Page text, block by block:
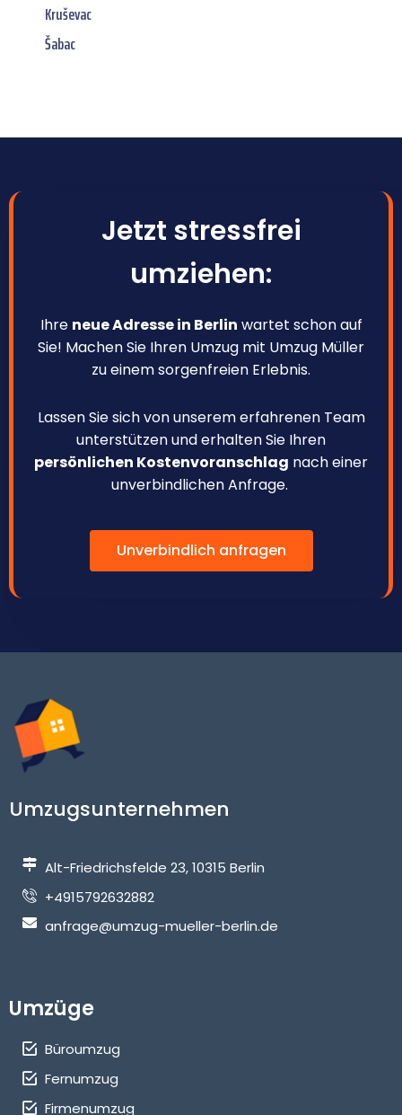
Kruševac
Šabac
Jetzt stressfrei
umziehen:
Ihre neue Adresse in Berlin wartet schon auf
Sie! Machen Sie Ihren Umzug mit Umzug Müller
zu einem sorgenfreien Erlebnis.
Lassen Sie sich von unserem erfahrenen Team
unterstützen und erhalten Sie Ihren
persönlichen Kostenvoranschlag nach einer
unverbindlichen Anfrage.
Unverbindlich anfragen
Umzugsunternehmen
Alt-Friedrichsfelde 23, 10315 Berlin
+4915792632882
anfrage@umzug-mueller-berlin.de
Umzüge
Büroumzug
Fernumzug
Firmenumzug